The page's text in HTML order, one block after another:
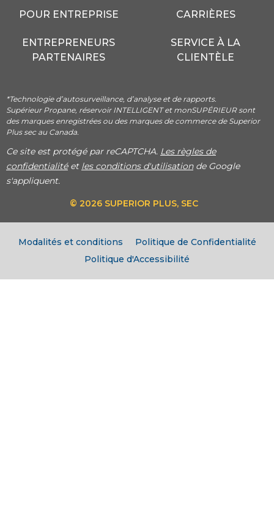
POUR ENTREPRISE
ENTREPRENEURS
PARTENAIRES
CARRIÈRES
SERVICE À LA
CLIENTÈLE
*Technologie d’autosurveillance, d’analyse et de rapports.
Supérieur Propane, réservoir INTELLIGENT et monSUPÉRIEUR sont
des marques enregistrées ou des marques de commerce de Superior
Plus sec au Canada.
Ce site est protégé par reCAPTCHA. Les règles de
confidentialitéet les conditions d'utilisationde Google
s'appliquent.
© 2026 SUPERIOR PLUS, SEC
Modalités et conditions
Politique de Confidentialité
Politique d'Accessibilité